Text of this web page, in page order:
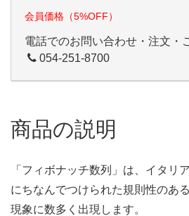
会員価格（5%OFF）
電話でのお問い合わせ・注文・
054-251-8700
商品の説明
「フィボナッチ数列」は、イタリ
にちなんでつけられた規則性のあ
現象に数多く出現します。